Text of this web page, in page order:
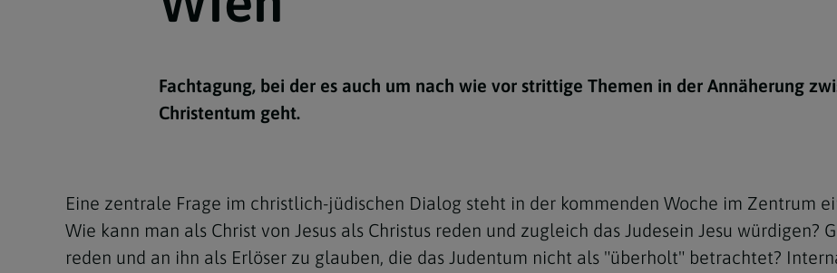
Karwoche
Pfingsten
Fronleichnam
7 Gaben des Heiligen
Trauer
Pfarren
Organigramm
Fachtagung, bei der es auch um nach wie vor strittige Themen in der Annäherung
Christentum geht.
Eine zentrale Frage im christlich-jüdischen Dialog steht in der kommenden Woche im Zentrum
Wie kann man als Christ von Jesus als Christus reden und zugleich das Judesein Jesu würdigen?
reden und an ihn als Erlöser zu glauben, die das Judentum nicht als "überholt" betrachtet?